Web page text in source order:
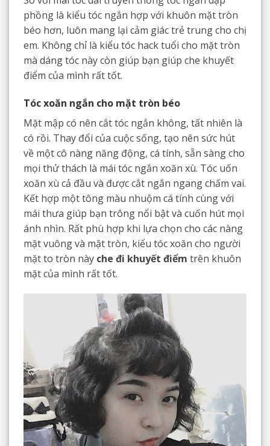
phồng là kiểu tóc ngắn hợp với khuôn mặt tròn
béo hơn, luôn mang lại cảm giác trẻ trung cho chị
em. Không chỉ là kiểu tóc hack tuổi cho mặt tròn
mà dáng tóc này còn giúp bạn giúp che khuyết
điểm của mình rất tốt.
Tóc xoăn ngắn cho mặt tròn béo
Mặt mập có nên cắt tóc ngắn không, tất nhiên là
có rồi. Thay đổi của cuộc sống, tạo nên sức hút
về một cô nàng năng động, cá tính, sẵn sàng cho
mọi thử thách là mái tóc ngắn xoăn xù. Tóc uốn
xoăn xù cả đầu và được cắt ngắn ngang chấm vai.
Kết hợp một tông màu nhuộm cá tính cùng với
mái thưa giúp bạn trông nổi bật và cuốn hút mọi
ánh nhìn. Rất phù hợp khi lựa chọn cho các nàng
mặt vuông và mặt tròn, kiểu tóc xoăn cho người
mặt to tròn này che đi khuyết điểm trên khuôn
mặt của mình rất tốt.